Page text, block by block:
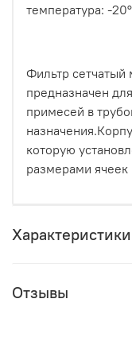
температура: -
Фильтр сетчатый
предназначен
примесей в
которую
размерами
Характеристики
Отзывы